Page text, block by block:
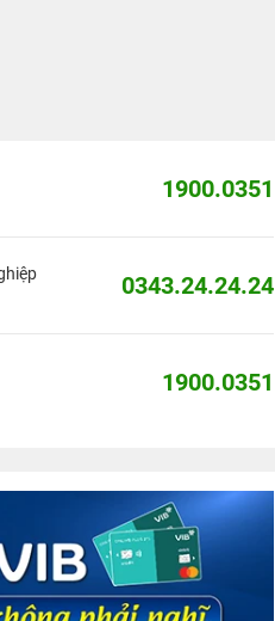
1900.0351
0343.24.24.24
1900.0351